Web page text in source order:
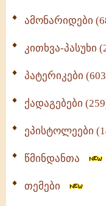
ამონარიდები
კითხვა-პასუხი
პატერიკები
ქადაგებები
ეპისტოლეები
წმინდანთა
თემები